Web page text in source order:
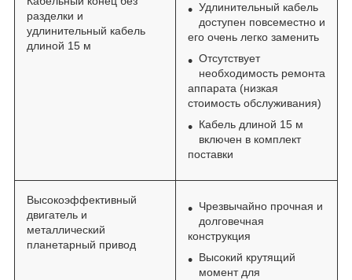
разделки и
удлинительный кабель
длиной 15 м
Удлинительный кабель
доступен повсеместно и
его очень легко заменить
Отсутствует
необходимость ремонта
аппарата (низкая
стоимость обслуживания)
Кабель длиной 15 м
включен в комплект
поставки
Высокоэффективный
двигатель и
металлический
планетарный привод
Чрезвычайно прочная и
долговечная
конструкция
Высокий крутящий
момент для